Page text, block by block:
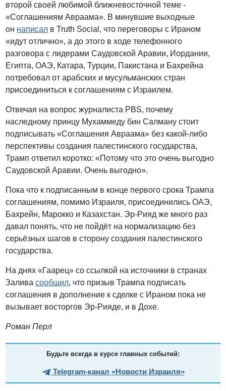
второй своей любимой ближневосточной теме -
«Соглашениям Авраама». В минувшие выходные
он написал в Truth Social, что переговоры с Ираном
«идут отлично», а до этого в ходе телефонного
разговора с лидерами Саудовской Аравии, Иордании,
Египта, ОАЭ, Катара, Турции, Пакистана и Бахрейна
потребовал от арабских и мусульманских стран
присоединиться к соглашениям с Израилем.
Отвечая на вопрос журналиста PBS, почему
наследному принцу Мухаммеду бин Салману стоит
подписывать «Соглашения Авраама» без какой-либо
перспективы создания палестинского государства,
Трамп ответил коротко: «Потому что это очень выгодно
Саудовской Аравии. Очень выгодно».
Пока что к подписанным в конце первого срока Трампа
соглашениям, помимо Израиля, присоединились ОАЭ,
Бахрейн, Марокко и Казахстан. Эр-Рияд же много раз
давал понять, что не пойдёт на нормализацию без
серьёзных шагов в сторону создания палестинского
государства.
На днях «Гаарец» со ссылкой на источники в странах
Заливасообщил, что призыв Трампа подписать
соглашения в дополнение к сделке с Ираном пока не
вызывает восторгов Эр-Рияде, и в Дохе.
Роман Перл
Будьте всегда в курсе главных событий:
Telegram-канал «Новости Израиля»